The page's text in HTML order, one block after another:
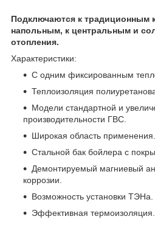
Подключаются к традиционным
напольным, к центральным и
отопления.
Характеристики:
С одним фиксированным
Теплоизоляция
Модели стандартной и
производительности ГВС.
Широкая область применения.
Стальной бак бойлера с
Демонтируемый магниевый
коррозии.
Возможность установки ТЭНа.
Эффективная термоизоляция.